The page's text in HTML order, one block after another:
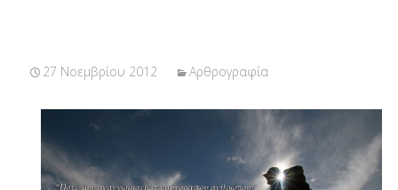
27 Νοεμβρίου 2012 Αρθρογραφία